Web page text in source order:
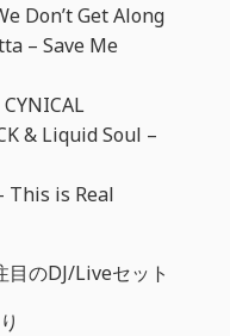
Don’t Get Along
– Save Me
& Liquid Soul –
This is Real
のDJ/Liveセット